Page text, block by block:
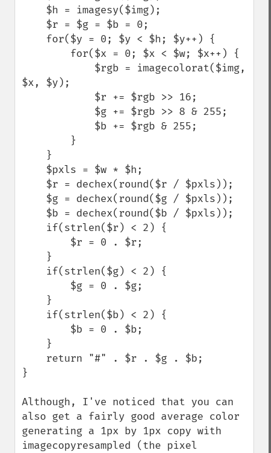
$x, $y);
}
Although, I've noticed that you can
also get a fairly good average color
generating a 1px by 1px copy with
imagecopyresampled (the pixel